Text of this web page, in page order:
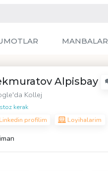
MANBALAR
Alpisbay
'da Kollej
kerak
Linkedin profilim
Loyihalarim